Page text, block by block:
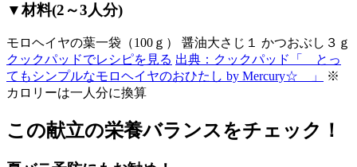
▼材料(2～3人分)
モロヘイヤの葉一袋（100ｇ） 醤油大さじ１ かつおぶし３ｇ
クックパッドでレシピを見る 出典：クックパッド「 とっ
てもシンプルなモロヘイヤのおひたし by Mercury☆ 」
※
カロリーは一人分に換算
この献立の栄養バランスをチェック！